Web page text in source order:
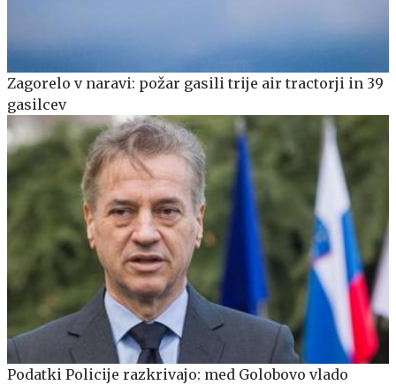
Zagorelo v naravi: požar gasili trije air tractorji in 39
gasilcev
Podatki Policije razkrivajo: med Golobovo vlado